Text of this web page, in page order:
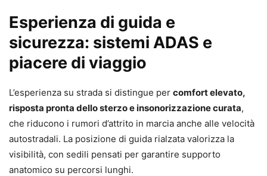
Esperienza di guida e
sicurezza: sistemi ADAS e
piacere di viaggio
L’esperienza su strada si distingue per comfort elevato,
risposta pronta dello sterzo e insonorizzazione curata,
che riducono i rumori d’attrito in marcia anche alle velocità
autostradali. La posizione di guida rialzata valorizza la
visibilità, con sedili pensati per garantire supporto
anatomico su percorsi lunghi.